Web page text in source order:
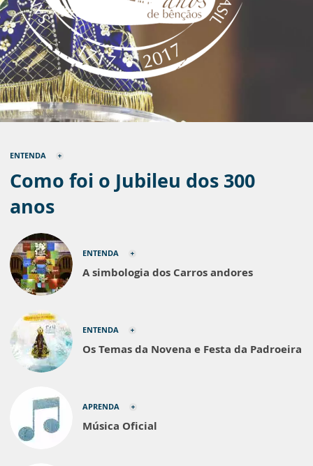
ENTENDA
Como foi o Jubileu dos 300
anos
ENTENDA
A simbologia dos Carros andores
ENTENDA
Os Temas da Novena e Festa da Padroeira
APRENDA
Música Oficial